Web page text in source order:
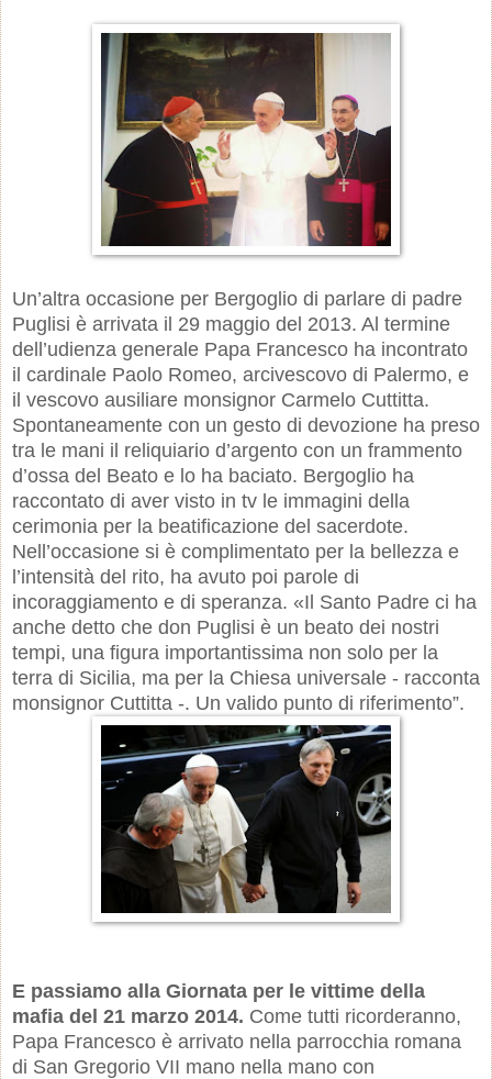
Un’altra occasione per Bergoglio di parlare di padre
Puglisi è arrivata il 29 maggio del 2013. Al termine
dell’udienza generale Papa Francesco ha incontrato
il cardinale Paolo Romeo, arcivescovo di Palermo, e
il vescovo ausiliare monsignor Carmelo Cuttitta.
Spontaneamente con un gesto di devozione ha preso
tra le mani il reliquiario d’argento con un frammento
d’ossa del Beato e lo ha baciato. Bergoglio ha
raccontato di aver visto in tv le immagini della
cerimonia per la beatificazione del sacerdote.
Nell’occasione si è complimentato per la bellezza e
l’intensità del rito, ha avuto poi parole di
incoraggiamento e di speranza. «Il Santo Padre ci ha
anche detto che don Puglisi è un beato dei nostri
tempi, una figura importantissima non solo per la
terra di Sicilia, ma per la Chiesa universale - racconta
monsignor Cuttitta -. Un valido punto di riferimento”.
E passiamo alla Giornata per le vittime della
mafia del 21 marzo 2014. Come tutti ricorderanno,
Papa Francesco è arrivato nella parrocchia romana
di San Gregorio VII mano nella mano con